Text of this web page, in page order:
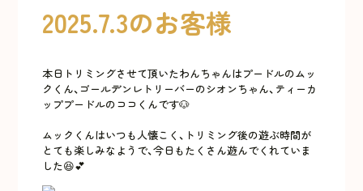
2025.7.3のお客様
本日トリミングさせて頂いたわんちゃんはプードルのムッ
クくん、ゴールデンレトリーバーのシオンちゃん、ティーカ
ッププードルのココくんです🐶
ムックくんはいつも人懐こく、トリミング後の遊ぶ時間が
とても楽しみなようで、今日もたくさん遊んでくれていま
した😆💕